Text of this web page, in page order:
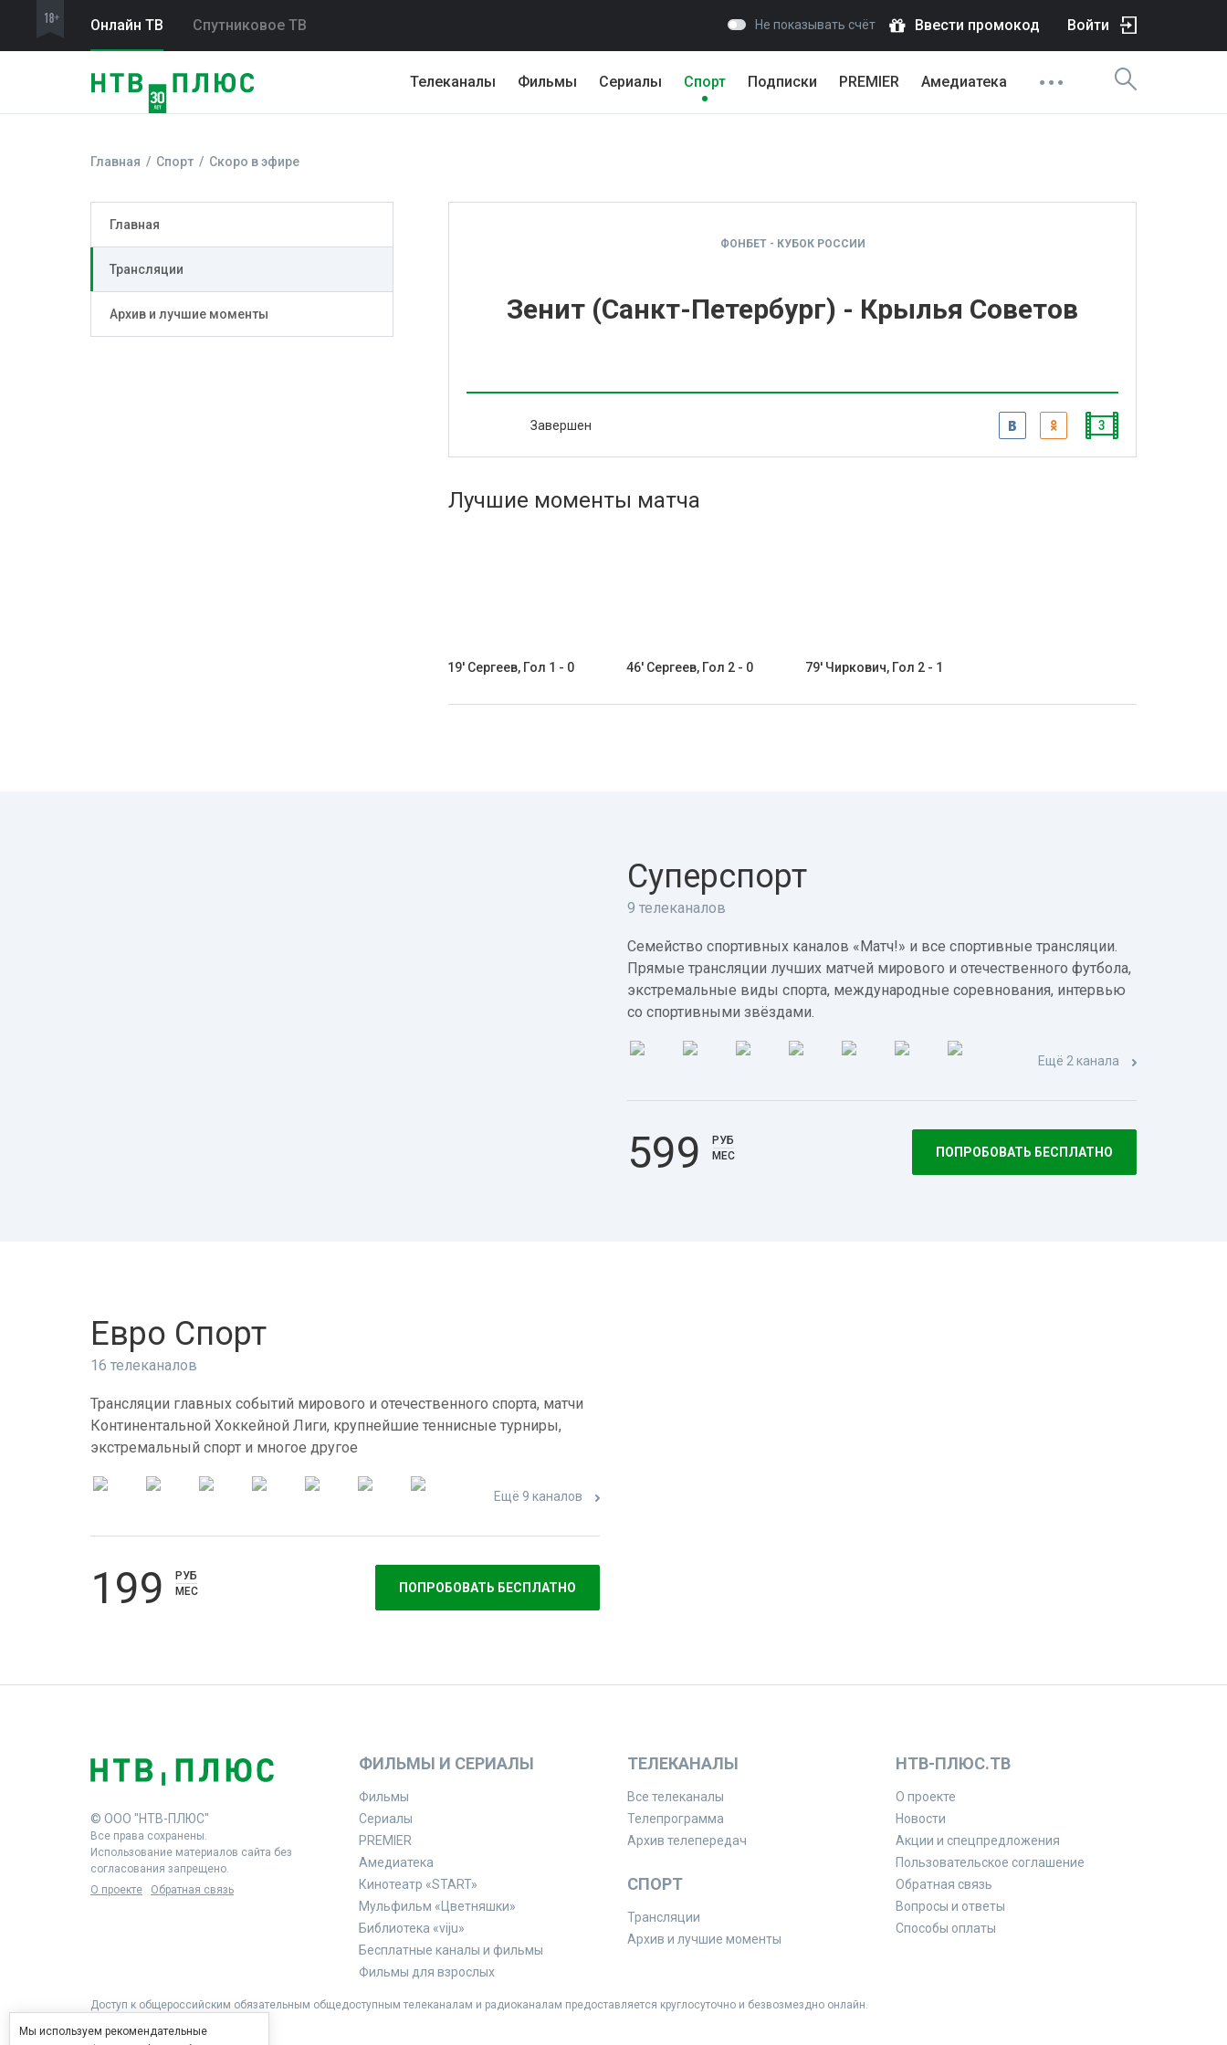
Онлайн ТВ Спутниковое ТВ Не показывать счёт Ввести промокод Войти
Телеканалы Фильмы Сериалы Спорт Подписки PREMIER Амедиатека
Главная Спорт Скоро в эфире
Главная
Трансляции
Архив и лучшие моменты
ФОНБЕТ - КУБОК РОССИИ
Зенит (Санкт-Петербург) - Крылья Советов
Завершен 3
Лучшие моменты матча
19' Сергеев, Гол 1 - 0 46' Сергеев, Гол 2 - 0 79' Чиркович, Гол 2 - 1
Суперспорт
9 телеканалов
Семейство спортивных каналов «Матч!» и все спортивные трансляции.
Прямые трансляции лучших матчей мирового и отечественного футбола,
экстремальные виды спорта, международные соревнования, интервью
со спортивными звёздами.
Ещё 2 канала
599
РУБ
МЕС
ПОПРОБОВАТЬ БЕСПЛАТНО
Евро Спорт
16 телеканалов
Трансляции главных событий мирового и отечественного спорта, матчи
Континентальной Хоккейной Лиги, крупнейшие теннисные турниры,
экстремальный спорт и многое другое
Ещё 9 каналов
199
РУБ
МЕС
ПОПРОБОВАТЬ БЕСПЛАТНО
© ООО "НТВ-ПЛЮС"
Все права сохранены.
Использование материалов сайта без
согласования запрещено.
О проекте
Обратная связь
ФИЛЬМЫ И СЕРИАЛЫ
Фильмы
Сериалы
PREMIER
Амедиатека
Кинотеатр «START»
Мульфильм «Цветняшки»
Библиотека «viju»
Бесплатные каналы и фильмы
Фильмы для взрослых
ТЕЛЕКАНАЛЫ
Все телеканалы
Телепрограмма
Архив телепередач
СПОРТ
Трансляции
Архив и лучшие моменты
НТВ-ПЛЮС.ТВ
О проекте
Новости
Акции и спецпредложения
Пользовательское соглашение
Обратная связь
Вопросы и ответы
Способы оплаты
Доступ к общероссийским обязательным общедоступным телеканалам и радиоканалам предоставляется круглосуточно и безвозмездно онлайн.
Мы используем рекомендательные